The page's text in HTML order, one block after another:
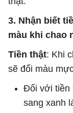
3. Nhận biết
màu khi chao
Tiền thật: Khi
sẽ đổi màu
Đối với tiền
sang xanh